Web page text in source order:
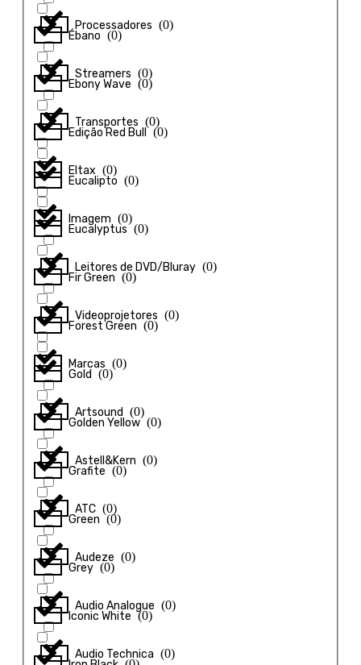
Processadores (0)
Streamers (0)
Transportes (0)
Eltax (0)
Imagem (0)
Leitores de DVD/Bluray (0)
Videoprojetores (0)
Marcas (0)
Artsound (0)
Astell&Kern (0)
ATC (0)
Audeze (0)
Audio Analogue (0)
Audio Technica (0)
Ébano (0)
Ebony Wave (0)
Edição Red Bull (0)
Eucalipto (0)
Eucalyptus (0)
Fir Green (0)
Forest Green (0)
Gold (0)
Golden Yellow (0)
Grafite (0)
Green (0)
Grey (0)
Iconic White (0)